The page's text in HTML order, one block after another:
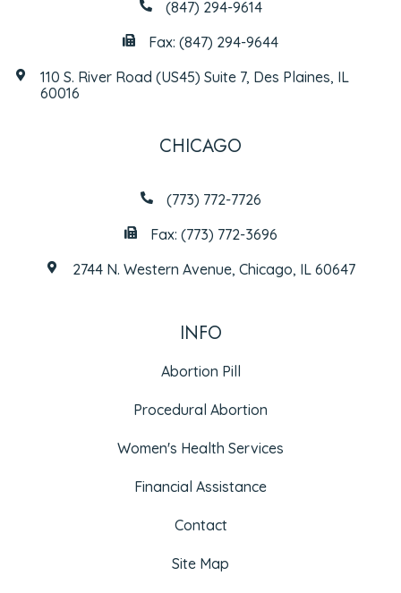
(847) 294-9614
Fax: (847) 294-9644
110 S. River Road (US45) Suite 7, Des Plaines, IL
60016
CHICAGO
(773) 772-7726
Fax: (773) 772-3696
2744 N. Western Avenue, Chicago, IL 60647
INFO
Abortion Pill
Procedural Abortion
Women's Health Services
Financial Assistance
Contact
Site Map